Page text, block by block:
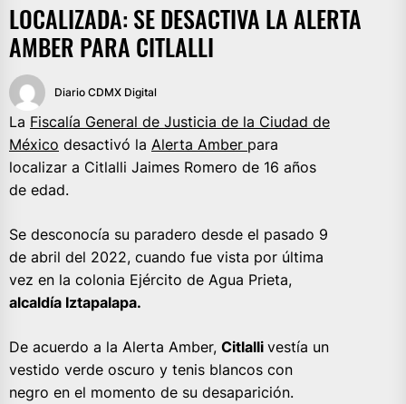
LOCALIZADA: SE DESACTIVA LA ALERTA
AMBER PARA CITLALLI
Diario CDMX Digital
La Fiscalía General de Justicia de la Ciudad de
México desactivó la Alerta Amber para
localizar a Citlalli Jaimes Romero de 16 años
de edad.
Se desconocía su paradero desde el pasado 9
de abril del 2022, cuando fue vista por última
vez en la colonia Ejército de Agua Prieta,
alcaldía Iztapalapa.
De acuerdo a la Alerta Amber, Citlalli vestía un
vestido verde oscuro y tenis blancos con
negro en el momento de su desaparición.